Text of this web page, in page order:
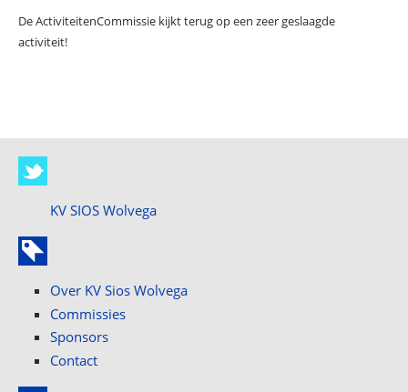
De ActiviteitenCommissie kijkt terug op een zeer geslaagde
activiteit!
KV SIOS Wolvega
Over KV Sios Wolvega
Commissies
Sponsors
Contact